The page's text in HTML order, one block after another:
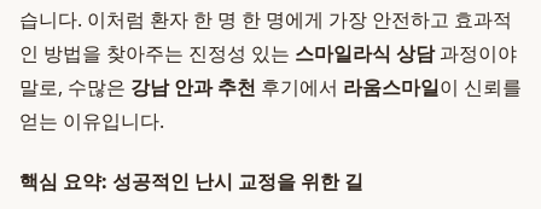
습니다. 이처럼 환자 한 명 한 명에게 가장 안전하고 효과적
인 방법을 찾아주는 진정성 있는 스마일라식 상담과정이야
말로, 수많은 강남 안과 추천 후기에서 라움스마일이 신뢰를
얻는 이유입니다.
핵심 요약: 성공적인 난시 교정을 위한 길